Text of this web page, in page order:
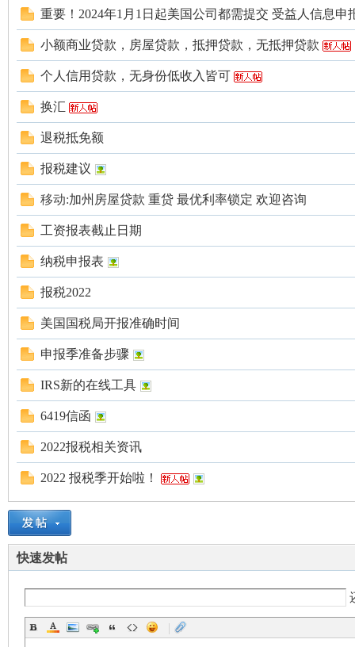
重要！2024年1月1日起美国公司都需提交 受益人信息申
小额商业贷款，房屋贷款，抵押贷款，无抵押贷款
个人信用贷款，无身份低收入皆可
换汇
退税抵免额
报税建议
移动:加州房屋贷款 重贷 最优利率锁定 欢迎咨询
工资报表截止日期
纳税申报表
报税2022
美国国税局开报准确时间
申报季准备步骤
IRS新的在线工具
6419信函
2022报税相关资讯
2022 报税季开始啦！
快速发帖
|